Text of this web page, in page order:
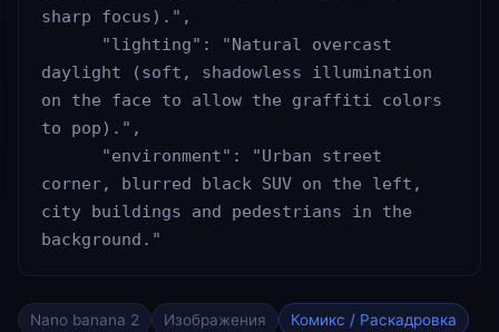
sharp focus).",
"lighting": "Natural overcast
daylight (soft, shadowless illumination
on the face to allow the graffiti colors
to pop).",
"environment": "Urban street
corner, blurred black SUV on the left,
city buildings and pedestrians in the
background."
Nano banana 2 Изображения Комикс / Раскадровка